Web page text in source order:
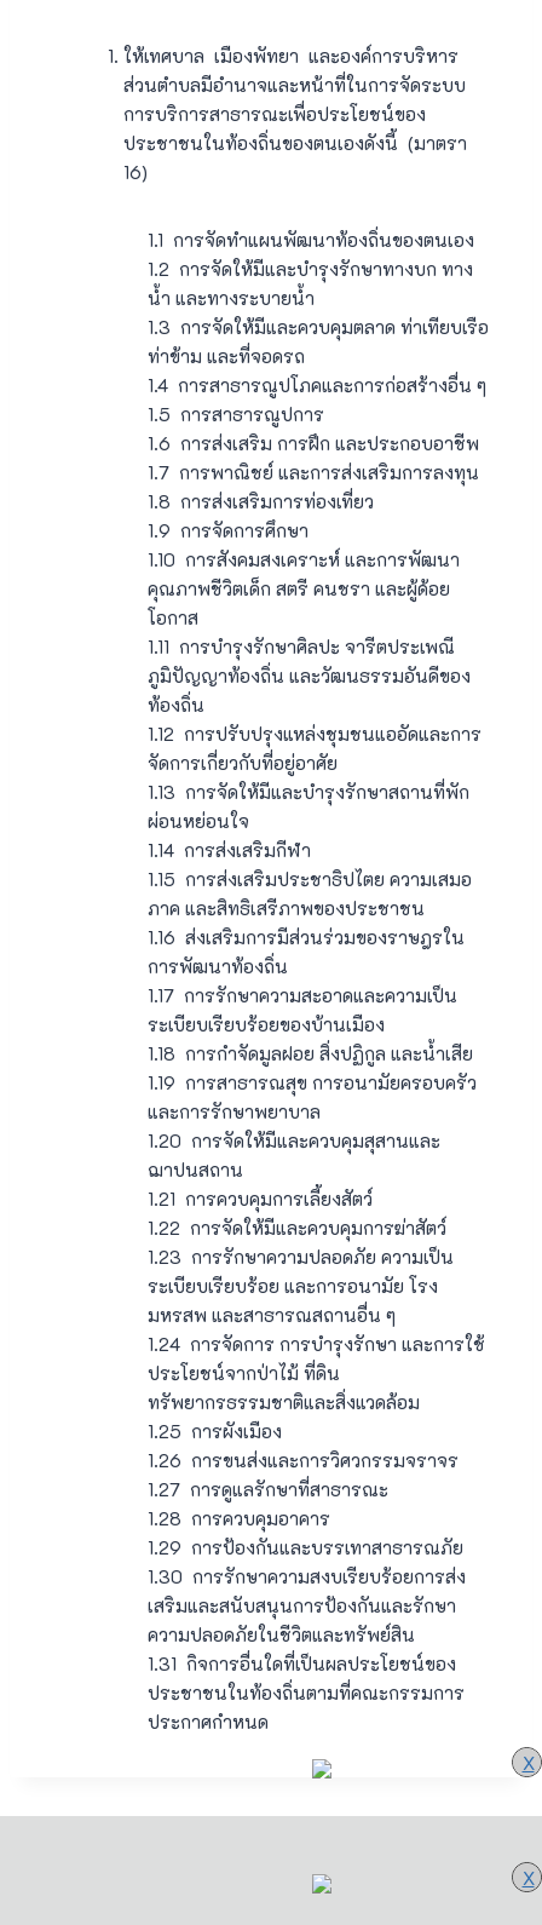
X
X
ให้เทศบาล เมืองพัทยา และองค์การบริหาร
ส่วนตำบลมีอำนาจและหน้าที่ในการจัดระบบ
การบริการสาธารณะเพื่อประโยชน์ของ
ประชาชนในท้องถิ่นของตนเองดังนี้ (มาตรา
16)
1.1 การจัดทำแผนพัฒนาท้องถิ่นของตนเอง
1.2 การจัดให้มีและบำรุงรักษาทางบก ทาง
น้ำ และทางระบายน้ำ
1.3 การจัดให้มีและควบคุมตลาด ท่าเทียบเรือ
ท่าข้าม และที่จอดรถ
1.4 การสาธารณูปโภคและการก่อสร้างอื่น ๆ
1.5 การสาธารณูปการ
1.6 การส่งเสริม การฝึก และประกอบอาชีพ
1.7 การพาณิชย์ และการส่งเสริมการลงทุน
1.8 การส่งเสริมการท่องเที่ยว
1.9 การจัดการศึกษา
1.10 การสังคมสงเคราะห์ และการพัฒนา
คุณภาพชีวิตเด็ก สตรี คนชรา และผู้ด้อย
โอกาส
1.11 การบำรุงรักษาศิลปะ จารีตประเพณี
ภูมิปัญญาท้องถิ่น และวัฒนธรรมอันดีของ
ท้องถิ่น
1.12 การปรับปรุงแหล่งชุมชนแออัดและการ
จัดการเกี่ยวกับที่อยู่อาศัย
1.13 การจัดให้มีและบำรุงรักษาสถานที่พัก
ผ่อนหย่อนใจ
1.14 การส่งเสริมกีฬา
1.15 การส่งเสริมประชาธิปไตย ความเสมอ
ภาค และสิทธิเสรีภาพของประชาชน
1.16 ส่งเสริมการมีส่วนร่วมของราษฎรใน
การพัฒนาท้องถิ่น
1.17 การรักษาความสะอาดและความเป็น
ระเบียบเรียบร้อยของบ้านเมือง
1.18 การกำจัดมูลฝอย สิ่งปฏิกูล และน้ำเสีย
1.19 การสาธารณสุข การอนามัยครอบครัว
และการรักษาพยาบาล
1.20 การจัดให้มีและควบคุมสุสานและ
ฌาปนสถาน
1.21 การควบคุมการเลี้ยงสัตว์
1.22 การจัดให้มีและควบคุมการฆ่าสัตว์
1.23 การรักษาความปลอดภัย ความเป็น
ระเบียบเรียบร้อย และการอนามัย โรง
มหรสพ และสาธารณสถานอื่น ๆ
1.24 การจัดการ การบำรุงรักษา และการใช้
ประโยชน์จากป่าไม้ ที่ดิน
ทรัพยากรธรรมชาติและสิ่งแวดล้อม
1.25 การผังเมือง
1.26 การขนส่งและการวิศวกรรมจราจร
1.27 การดูแลรักษาที่สาธารณะ
1.28 การควบคุมอาคาร
1.29 การป้องกันและบรรเทาสาธารณภัย
1.30 การรักษาความสงบเรียบร้อยการส่ง
เสริมและสนับสนุนการป้องกันและรักษา
ความปลอดภัยในชีวิตและทรัพย์สิน
1.31 กิจการอื่นใดที่เป็นผลประโยชน์ของ
ประชาชนในท้องถิ่นตามที่คณะกรรมการ
ประกาศกำหนด